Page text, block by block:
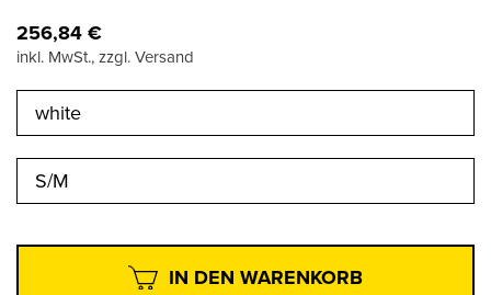
256,84€
inkl. MwSt., zzgl. Versand
white
S/M
IN DEN WARENKORB